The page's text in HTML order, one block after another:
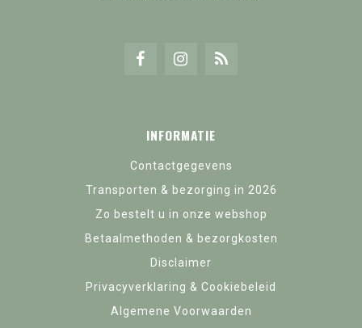
INFORMATIE
Contactgegevens
Transporten & bezorging in 2026
Zo bestelt u in onze webshop
Betaalmethoden & bezorgkosten
Disclaimer
Privacyverklaring & Cookiebeleid
Algemene Voorwaarden